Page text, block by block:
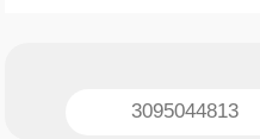
3095044813